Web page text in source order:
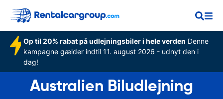
Op til 20% rabat på udlejningsbiler i hele verden Denne
kampagne gælder indtil 11. august 2026 - udnyt den i
dag!
Australien Biludlejning